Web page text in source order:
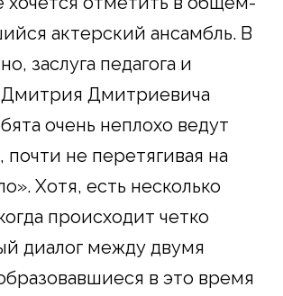
актерский ансамбль. В
заслуга педагога и
Дмитриевича
очень неплохо ведут
не перетягивая на
Хотя, есть несколько
происходит четко
диалог между двумя
в это время